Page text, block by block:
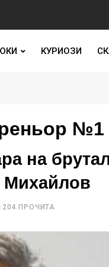
КУРИОЗИ
на
Михайлов
ПРОЧИТА